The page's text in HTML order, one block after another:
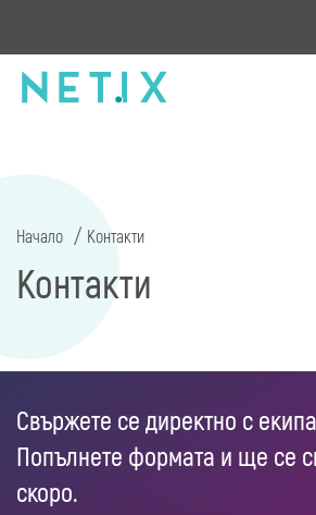
Начало Контакти
Контакти
Свържете се директно с
Попълнете формата и ще се
скоро.